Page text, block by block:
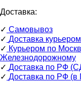
Доставка:
✓ Самовывоз
✓ Доставка
✓ Курьером по
Железнодорожному
✓ Доставка по РФ
✓ Доставка по РФ (в